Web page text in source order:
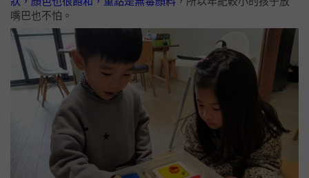
嘴巴也不怕。